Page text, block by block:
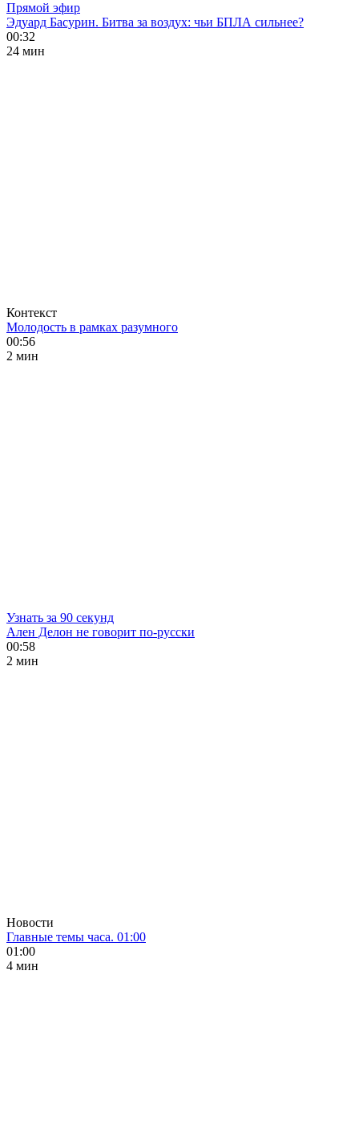
Прямой эфир
Эдуард Басурин. Битва за воздух: чьи БПЛА сильнее?
00:32
24 мин
Контекст
Молодость в рамках разумного
00:56
2 мин
Узнать за 90 секунд
Ален Делон не говорит по-русски
00:58
2 мин
Новости
Главные темы часа. 01:00
01:00
4 мин